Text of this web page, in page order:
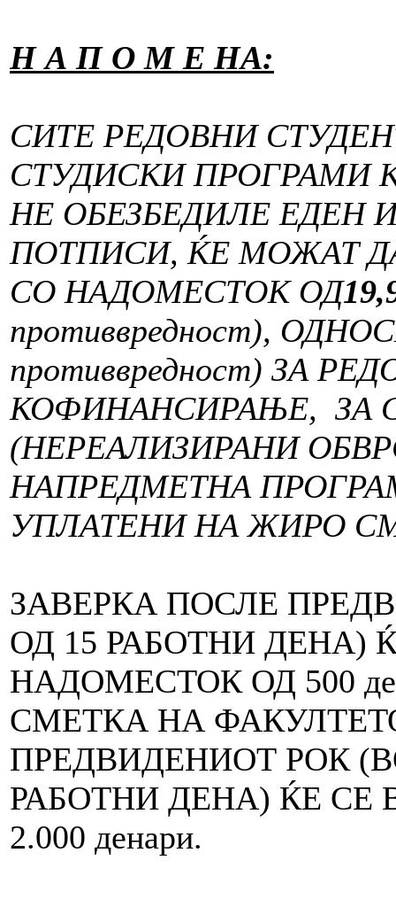
Н А П О М Е НА:
СИТЕ РЕДОВНИ
СТУДИСКИ ПРОГРАМИ
НЕ ОБЕЗБЕДИЛЕ ЕДЕН
ПОТПИСИ,ЌЕ МОЖАТ
СО НАДОМЕСТОК ОД
противвредност),
противвредност) ЗА
КОФИНАНСИРАЊЕ, ЗА
(НЕРЕАЛИЗИРАНИ
НАПРЕДМЕТНА
УПЛАТЕНИ НА ЖИРО
ЗАВЕРКА ПОСЛЕ
ОД 15 РАБОТНИ ДЕНА)
НАДОМЕСТОК ОД 500
СМЕТКА НА
ПРЕДВИДЕНИОТ РОК
РАБОТНИ ДЕНА) ЌЕ
2.000 денари.